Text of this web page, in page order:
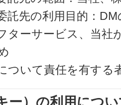
託先の利用目的：
ターサービス、当社
ついて責任を有する
ー）の利用につ